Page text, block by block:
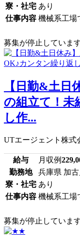
寮・社宅 あり
仕事内容 機械系工場
募集が停止していま
【日勤&土日
の組立て！未
し作...
UTエージェント株式
給与 月収例
勤務地
兵庫県 加
寮・社宅 あり
仕事内容 機械系工場
募集が停止していま